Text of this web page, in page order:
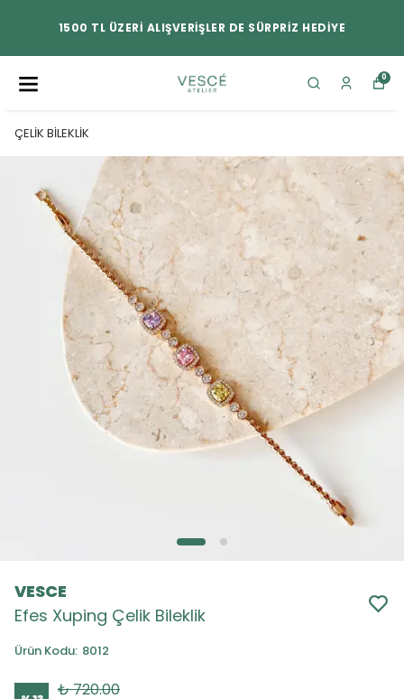
1500 TL ÜZERİ ALIŞVERİŞLER DE SÜRPRİZ HEDİYE
0
ÇELİK BİLEKLİK
VESCE
Efes Xuping Çelik Bileklik
Ürün Kodu: 8012
₺ 720.00